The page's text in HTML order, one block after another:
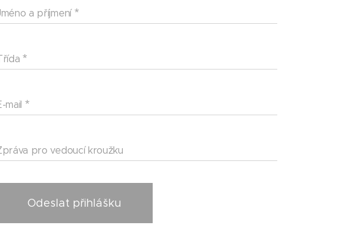
a příjmení
mail
pro vedoucí kroužku
Odeslat přihlášku